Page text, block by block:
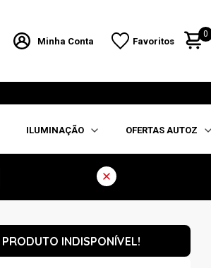
Minha Conta Favoritos
0
ILUMINAÇÃO OFERTAS AUTOZ
PRODUTO INDISPONÍVEL!